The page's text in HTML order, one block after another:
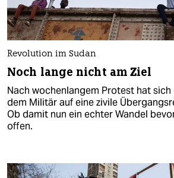
Revolution im Sudan
Noch lange nicht am Ziel
Nach wochenlangem Protest hat
dem Militär auf eine zivile
Ob damit nun ein echter Wandel
offen.